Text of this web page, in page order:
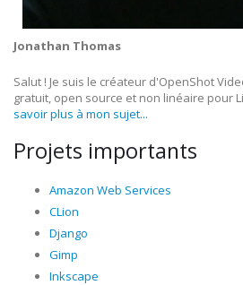
Jonathan Thomas
Salut ! Je suis le créateur d'OpenShot
gratuit, open source et non linéaire pour
savoir plus à mon sujet...
Projets importants
Amazon Web Services
CLion
Django
Gimp
Inkscape